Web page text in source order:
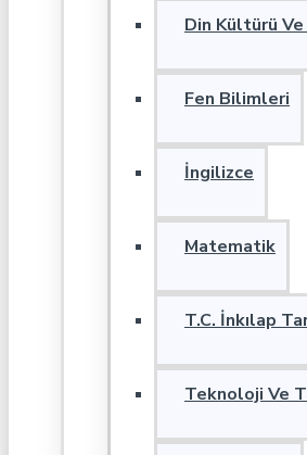
Din Kültürü
Fen Bilimleri
İngilizce
Matematik
T.C. İnkılap
Teknoloji Ve